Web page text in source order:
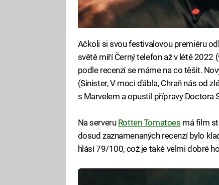
Ačkoli si svou festivalovou premiéru
světě míří Černý telefon až v létě 2022
podle recenzí se máme na co těšit.
(Sinister, V moci ďábla, Chraň nás od
s Marvelem a opustil přípravy Doctora
Na serveru Rotten Tomatoes má film
dosud zaznamenaných recenzí bylo
hlásí 79/100, což je také velmi dobré